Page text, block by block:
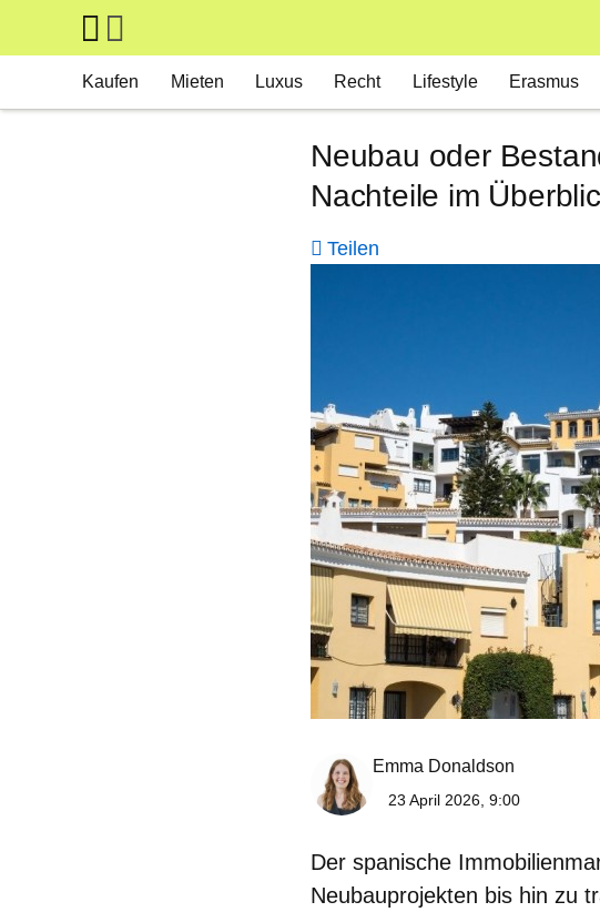
Skip to main content
Kaufen Mieten Luxus Recht Lifestyle Erasmus
Neubau oder
Nachteile im
Teilen
Emma Donaldson
23 April 2026, 9:00
Der spanische
Neubauprojekten bis hin zu